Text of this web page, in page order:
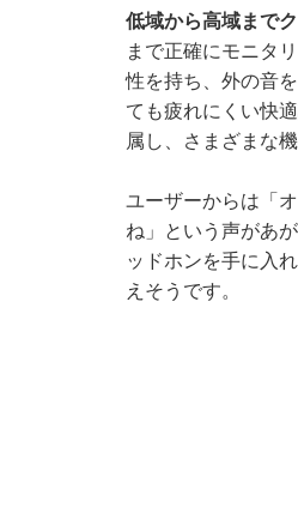
低域から高域まで
まで正確にモニタ
性を持ち、外の音
ても疲れにくい快
属し、さまざまな
ユーザーからは「
ね」という声があ
ッドホンを手に入
えそうです。